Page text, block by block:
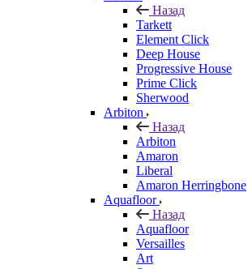
Назад
Tarkett
Element Click
Deep House
Progressive House
Prime Click
Sherwood
Arbiton
Назад
Arbiton
Amaron
Liberal
Amaron Herringbone
Aquafloor
Назад
Aquafloor
Versailles
Art